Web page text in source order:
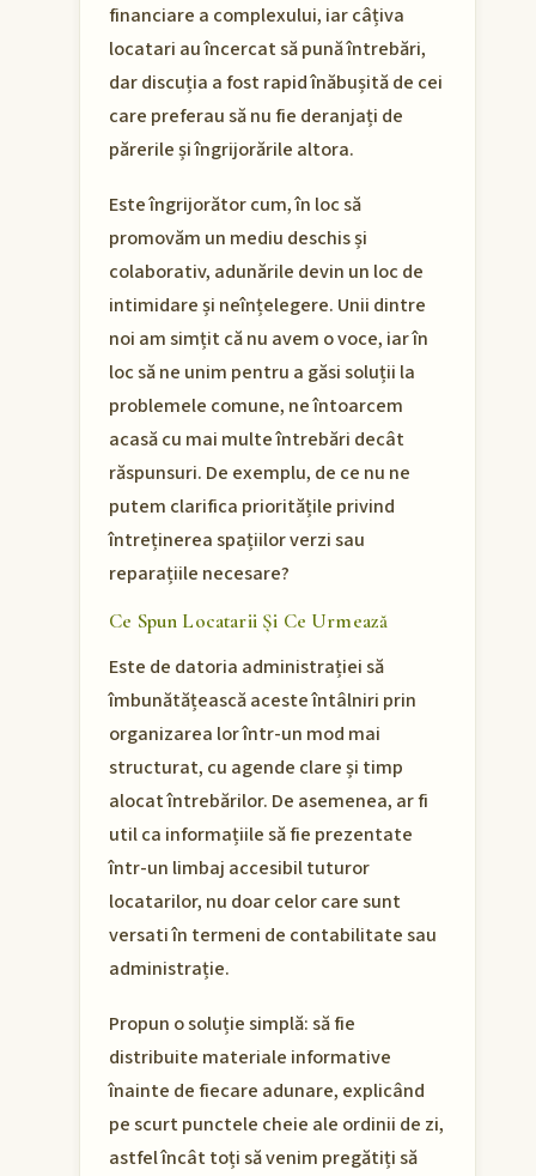
financiare a complexului, iar câțiva
locatari au încercat să pună întrebări,
dar discuția a fost rapid înăbușită de cei
care preferau să nu fie deranjați de
părerile și îngrijorările altora.
Este îngrijorător cum, în loc să
promovăm un mediu deschis și
colaborativ, adunările devin un loc de
intimidare și neînțelegere. Unii dintre
noi am simțit că nu avem o voce, iar în
loc să ne unim pentru a găsi soluții la
problemele comune, ne întoarcem
acasă cu mai multe întrebări decât
răspunsuri. De exemplu, de ce nu ne
putem clarifica prioritățile privind
întreținerea spațiilor verzi sau
reparațiile necesare?
Ce Spun Locatarii Și Ce Urmează
Este de datoria administrației să
îmbunătățească aceste întâlniri prin
organizarea lor într-un mod mai
structurat, cu agende clare și timp
alocat întrebărilor. De asemenea, ar fi
util ca informațiile să fie prezentate
într-un limbaj accesibil tuturor
locatarilor, nu doar celor care sunt
versati în termeni de contabilitate sau
administrație.
Propun o soluție simplă: să fie
distribuite materiale informative
înainte de fiecare adunare, explicând
pe scurt punctele cheie ale ordinii de zi,
astfel încât toți să venim pregătiți să